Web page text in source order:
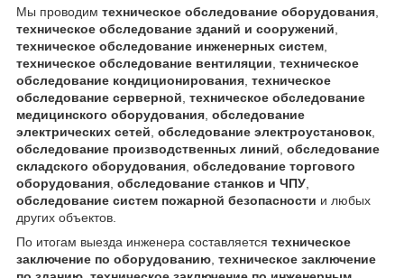
Мы проводим техническое обследование оборудования
техническое обследование зданий и сооружений
техническое обследование инженерных систем
техническое обследование вентиляции техническое
обследование кондиционирования техническое
обследование серверной техническое обследование
медицинского оборудования обследование
электрических сетей обследование электроустановок
обследование производственных линий обследование
складского оборудования обследование торгового
оборудования обследование станков и ЧПУ
обследование систем пожарной безопасности и любых
других объектов.
По итогам выезда инженера составляется техническое
заключение по оборудованию техническое заключение